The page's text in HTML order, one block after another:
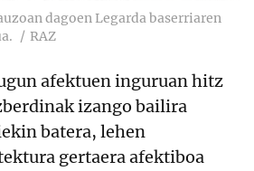
dagoen Legarda baserriaren
RAZ
afektuen inguruan hitz
izango bailira
batera, lehen
gertaera afektiboa